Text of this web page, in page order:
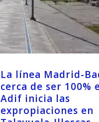
La línea Madrid-
cerca de ser 100%
Adif inicia las
expropiaciones en